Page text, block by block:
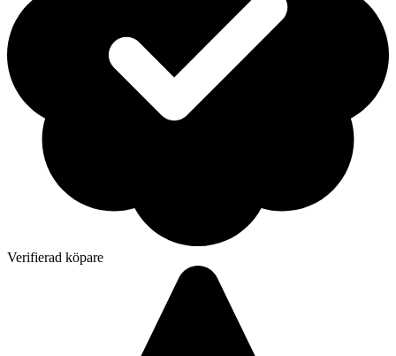
Verifierad köpare